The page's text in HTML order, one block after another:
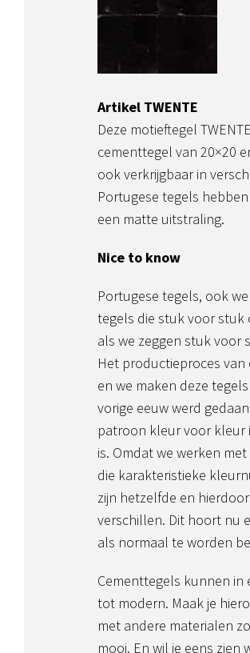
Artikel TWENTE
Deze motieftegel
cementtegel van 20×20
ook verkrijgbaar in
Portugese tegels
een matte uitstraling.
Nice to know
Portugese tegels, ook
tegels die stuk voor stuk
als we zeggen stuk voor
Het productieproces
en we maken deze
vorige eeuw werd
patroon kleur voor
is. Omdat we werken
die karakteristieke
zijn hetzelfde en
verschillen. Dit hoort nu
als normaal te worden
Cementtegels kunnen in
tot modern. Maak je
met andere materialen
mooi. En wil je eens